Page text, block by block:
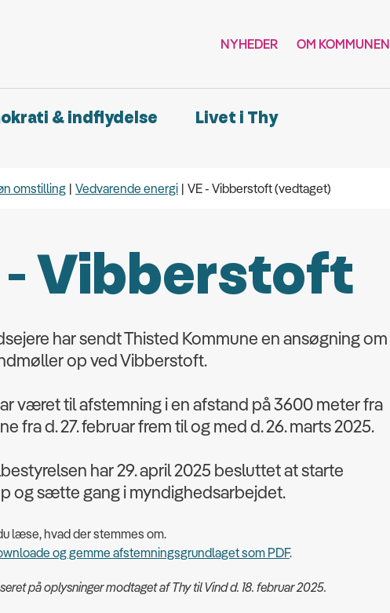
NYHEDER OM KOMMUNEN
& indflydelse Livet i Thy
omstilling Vedvarende energi VE - Vibberstoft (vedtaget)
- Vibberstoft
har sendt Thisted Kommune en ansøgning om
op ved Vibberstoft.
været til afstemning i en afstand på 3600 meter fra
fra d. 27. februar frem til og med d. 26. marts 2025.
har 29. april 2025 besluttet at starte
og sætte gang i myndighedsarbejdet.
læse, hvad der stemmes om.
og gemme afstemningsgrundlaget som PDF.
på oplysninger modtaget af Thy til Vind d. 18. februar 2025.